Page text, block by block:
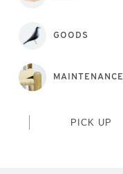
GOODS
MAINTENANCE
PICK UP